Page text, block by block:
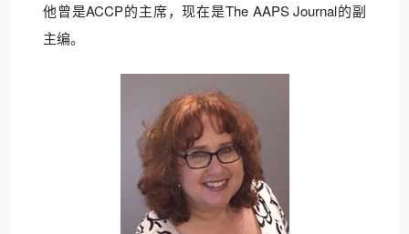
他曾是ACCP的主席，现在是The AAPS Journal的副
主编。